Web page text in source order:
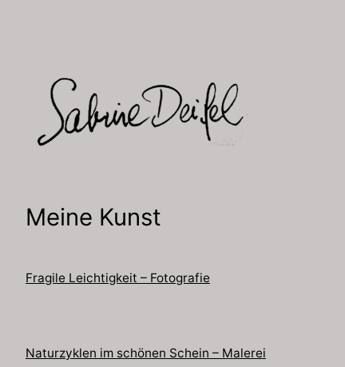
Meine Kunst
Fragile Leichtigkeit – Fotografie
Naturzyklen im schönen Schein – Malerei